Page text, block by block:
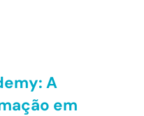
A
em